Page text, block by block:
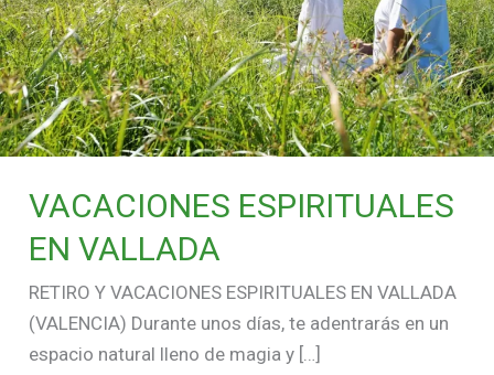
VACACIONES ESPIRITUALES
EN VALLADA
RETIRO Y VACACIONES ESPIRITUALES EN VALLADA
(VALENCIA) Durante unos días, te adentrarás en un
espacio natural lleno de magia y […]